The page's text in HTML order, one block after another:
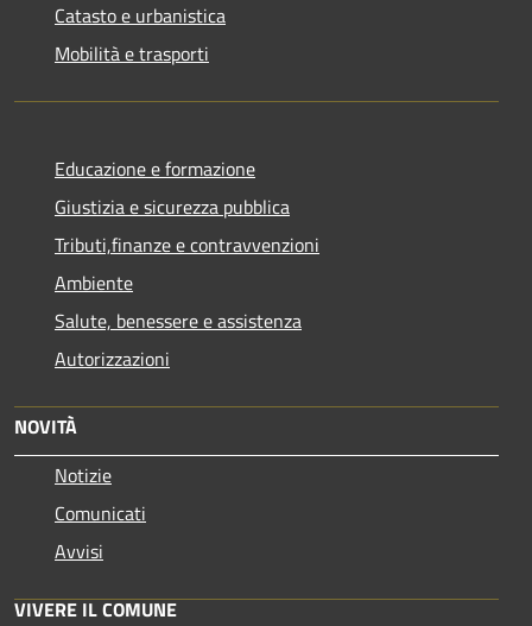
Catasto e urbanistica
Mobilità e trasporti
Educazione e formazione
Giustizia e sicurezza pubblica
Tributi,finanze e contravvenzioni
Ambiente
Salute, benessere e assistenza
Autorizzazioni
NOVITÀ
Notizie
Comunicati
Avvisi
VIVERE IL COMUNE